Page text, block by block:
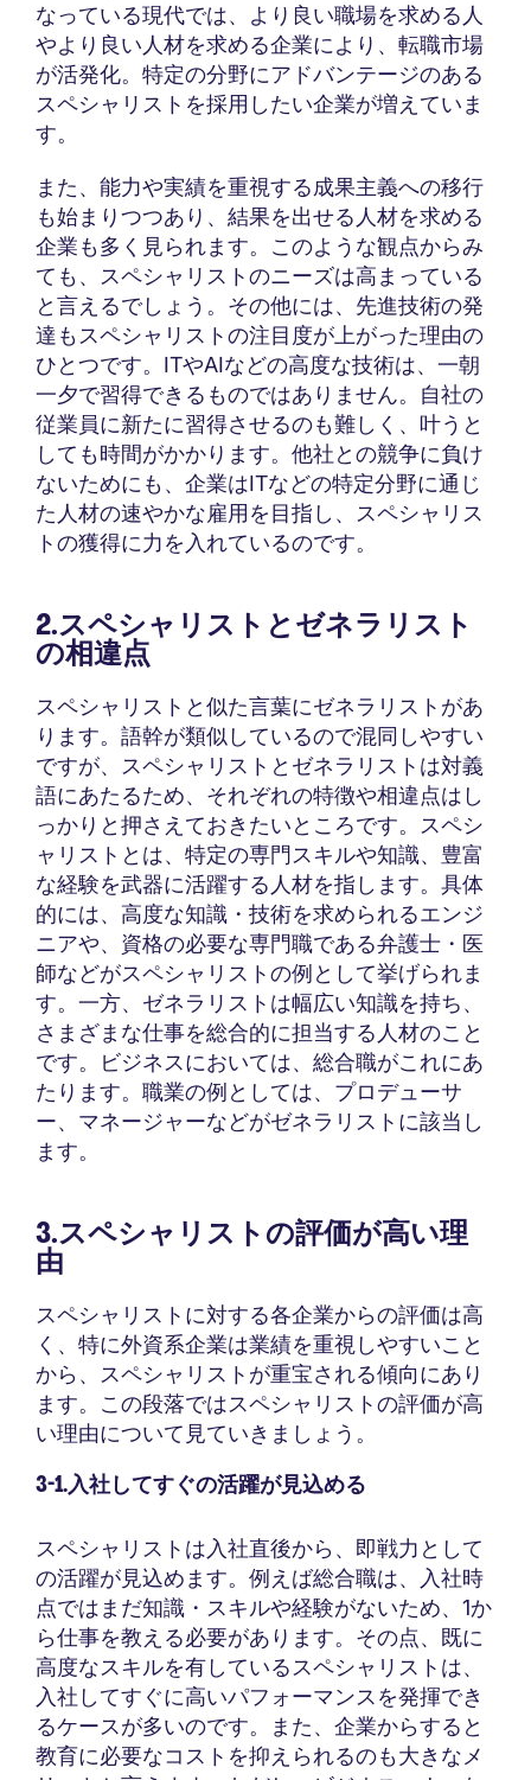
なっている現代では、より良い職場を求める人
やより良い人材を求める企業により、転職市場
が活発化。特定の分野にアドバンテージのある
スペシャリストを採用したい企業が増えていま
す。
また、能力や実績を重視する成果主義への移行
も始まりつつあり、結果を出せる人材を求める
企業も多く見られます。このような観点からみ
ても、スペシャリストのニーズは高まっている
と言えるでしょう。その他には、先進技術の発
達もスペシャリストの注目度が上がった理由の
ひとつです。ITやAIなどの高度な技術は、一朝
一夕で習得できるものではありません。自社の
従業員に新たに習得させるのも難しく、叶うと
しても時間がかかります。他社との競争に負け
ないためにも、企業はITなどの特定分野に通じ
た人材の速やかな雇用を目指し、スペシャリス
トの獲得に力を入れているのです。
2.スペシャリストとゼネラリスト
の相違点
スペシャリストと似た言葉にゼネラリストがあ
ります。語幹が類似しているので混同しやすい
ですが、スペシャリストとゼネラリストは対義
語にあたるため、それぞれの特徴や相違点はし
っかりと押さえておきたいところです。スペシ
ャリストとは、特定の専門スキルや知識、豊富
な経験を武器に活躍する人材を指します。具体
的には、高度な知識・技術を求められるエンジ
ニアや、資格の必要な専門職である弁護士・医
師などがスペシャリストの例として挙げられま
す。一方、ゼネラリストは幅広い知識を持ち、
さまざまな仕事を総合的に担当する人材のこと
です。ビジネスにおいては、総合職がこれにあ
たります。職業の例としては、プロデューサ
ー、マネージャーなどがゼネラリストに該当し
ます。
3.スペシャリストの評価が高い理
由
スペシャリストに対する各企業からの評価は高
く、特に外資系企業は業績を重視しやすいこと
から、スペシャリストが重宝される傾向にあり
ます。この段落ではスペシャリストの評価が高
い理由について見ていきましょう。
3-1.入社してすぐの活躍が見込める
スペシャリストは入社直後から、即戦力として
の活躍が見込めます。例えば総合職は、入社時
点ではまだ知識・スキルや経験がないため、1か
ら仕事を教える必要があります。その点、既に
高度なスキルを有しているスペシャリストは、
入社してすぐに高いパフォーマンスを発揮でき
るケースが多いのです。また、企業からすると
教育に必要なコストを抑えられるのも大きなメ